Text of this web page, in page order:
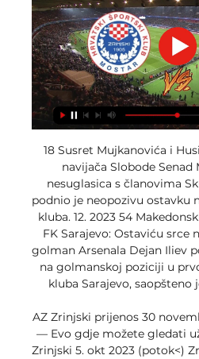
18 Susret Mujkanovića i
navijača Slobode
nesuglasica s članovima
podnio je neopozivu ostavku
kluba. 12. 2023 54
FK Sarajevo: Ostaviću srce
golman Arsenala Dejan Iliev
na golmanskoj poziciji u
kluba Sarajevo, saopšteno
AZ Zrinjski prijenos 30
— Evo gdje možete gledati
Zrinjski 5. okt 2023 (potok<)